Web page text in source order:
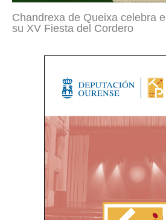
Chandrexa de Queixa celebra
su XV Fiesta del Cordero